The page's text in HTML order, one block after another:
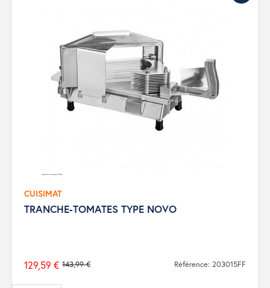
CUISIMAT
TRANCHE-TOMATES TYPE NOVO
Prix
143,99 €
129,59 € Référence: 203015FF